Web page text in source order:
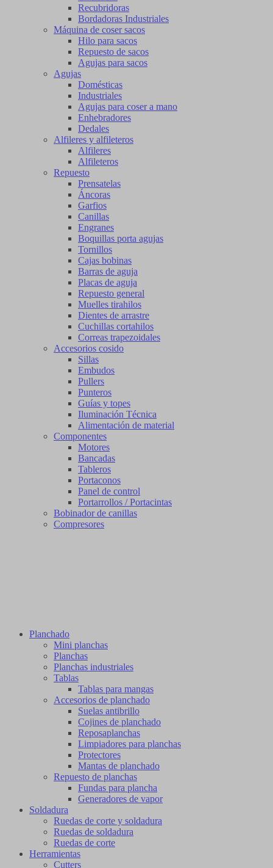
Recubridoras
Bordadoras Industriales
Máquina de coser sacos
Hilo para sacos
Repuesto de sacos
Agujas para sacos
Agujas
Domésticas
Industriales
Agujas para coser a mano
Enhebradores
Dedales
Alfileres y alfileteros
Alfileres
Alfileteros
Repuesto
Prensatelas
Áncoras
Garfios
Canillas
Engranes
Boquillas porta agujas
Tornillos
Cajas bobinas
Barras de aguja
Placas de aguja
Repuesto general
Muelles tirahilos
Dientes de arrastre
Cuchillas cortahilos
Correas trapezoidales
Accesorios cosido
Sillas
Embudos
Pullers
Punteros
Guías y topes
Iluminación Técnica
Alimentación de material
Componentes
Motores
Bancadas
Tableros
Portaconos
Panel de control
Portarrollos / Portacintas
Bobinador de canillas
Compresores
Planchado
Mini planchas
Planchas
Planchas industriales
Tablas
Tablas para mangas
Accesorios de planchado
Suelas antibrillo
Cojines de planchado
Reposaplanchas
Limpiadores para planchas
Protectores
Mantas de planchado
Repuesto de planchas
Fundas para plancha
Generadores de vapor
Soldadura
Ruedas de corte y soldadura
Ruedas de soldadura
Ruedas de corte
Herramientas
Cutters